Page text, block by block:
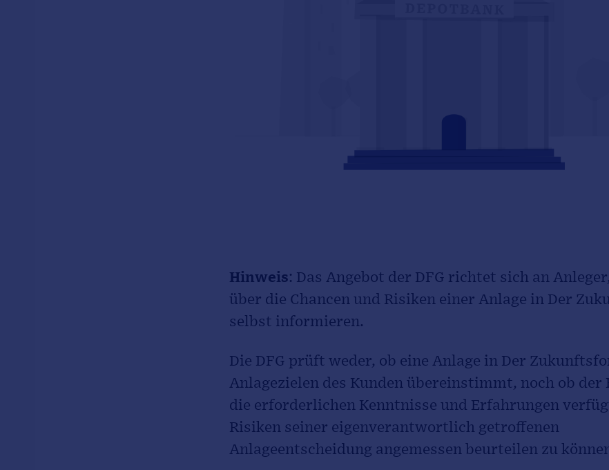
Hinweis: Das Angebot der DFG richtet sich an
über die Chancen und Risiken einer Anlage in Der
selbst informieren.
Die DFG prüft weder, ob eine Anlage in Der
Anlagezielen des Kunden übereinstimmt, noch ob der
die erforderlichen Kenntnisse und Erfahrungen
Risiken seiner eigenverantwortlich getroffenen
Anlageentscheidung angemessen beurteilen zu